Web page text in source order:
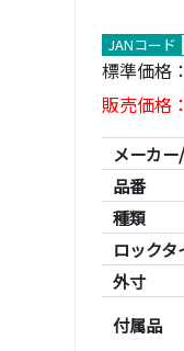
JANコード
標準価格：
販売価格：
メーカ
品番
種類
ロックタ
外寸
付属品